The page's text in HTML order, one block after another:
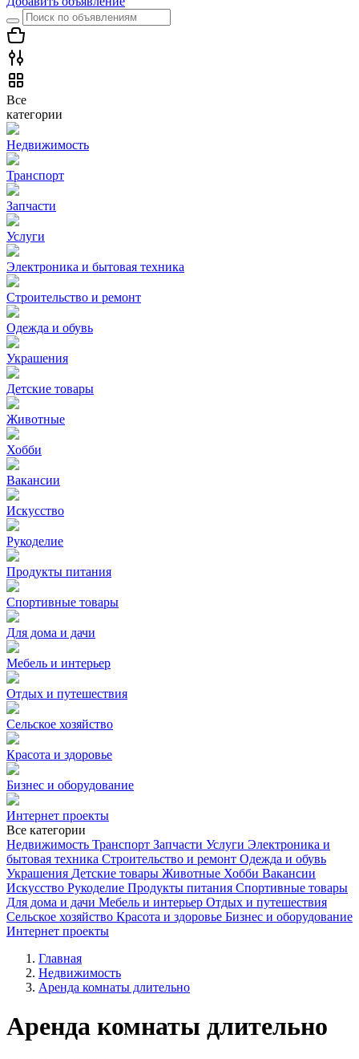
Все
категории
Недвижимость
Транспорт
Запчасти
Услуги
Электроника и бытовая техника
Строительство и ремонт
Одежда и обувь
Украшения
Детские товары
Животные
Хобби
Вакансии
Искусство
Рукоделие
Продукты питания
Спортивные товары
Для дома и дачи
Мебель и интерьер
Отдых и путешествия
Сельское хозяйство
Красота и здоровье
Бизнес и оборудование
Интернет проекты
Все категории
Недвижимость Транспорт Запчасти Услуги Электроника и
бытовая техника Строительство и ремонт Одежда и обувь
Украшения Детские товары Животные Хобби Вакансии
Искусство Рукоделие Продукты питания Спортивные товары
Для дома и дачи Мебель и интерьер Отдых и путешествия
Сельское хозяйство Красота и здоровье Бизнес и оборудование
Интернет проекты
Главная
Недвижимость
Аренда комнаты длительно
Аренда комнаты длительно